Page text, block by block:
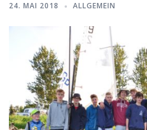
24. MAI 2018 ALLGEMEIN